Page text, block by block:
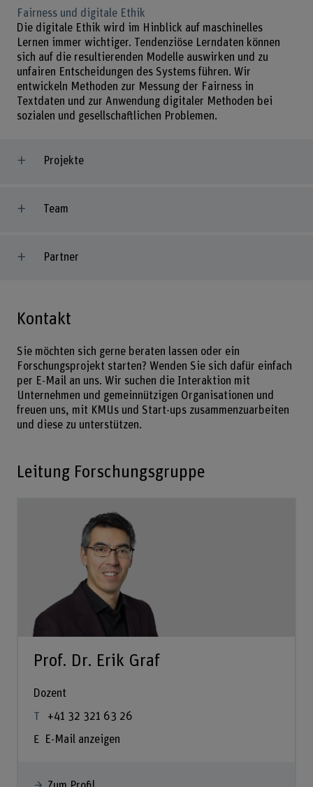
Fairness und digitale Ethik
Die digitale Ethik wird im Hinblick auf maschinelles
Lernen immer wichtiger. Tendenziöse Lerndaten können
sich auf die resultierenden Modelle auswirken und zu
unfairen Entscheidungen des Systems führen. Wir
entwickeln Methoden zur Messung der Fairness in
Textdaten und zur Anwendung digitaler Methoden bei
sozialen und gesellschaftlichen Problemen.
Projekte
Team
Partner
Kontakt
Sie möchten sich gerne beraten lassen oder ein
Forschungsprojekt starten? Wenden Sie sich dafür einfach
per E-Mail an uns. Wir suchen die Interaktion mit
Unternehmen und gemeinnützigen Organisationen und
freuen uns, mit KMUs und Start-ups zusammenzuarbeiten
und diese zu unterstützen.
Leitung Forschungsgruppe
Prof. Dr. Erik Graf
Dozent
+41 32 321 63 26
E-Mail anzeigen